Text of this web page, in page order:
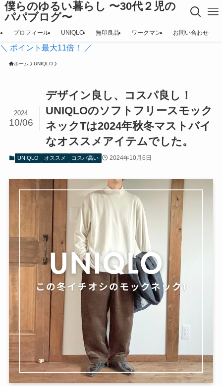
僕らのゆるい暮らし 〜30代２児の
パパブログ〜
プロフィール UNIQLO 無印良品 ワークマン お問い合わせ
＼ ポイント最大11倍！ ／
ホーム UNIQLO
デザイン良し、コスパ良し！
UNIQLOのソフトフリースモック
ネックTは2024年秋冬マストバイ
なオススメアイテムでした。
2024
10/06
UNIQLO オススメ コスパ高い 2024年10月6日